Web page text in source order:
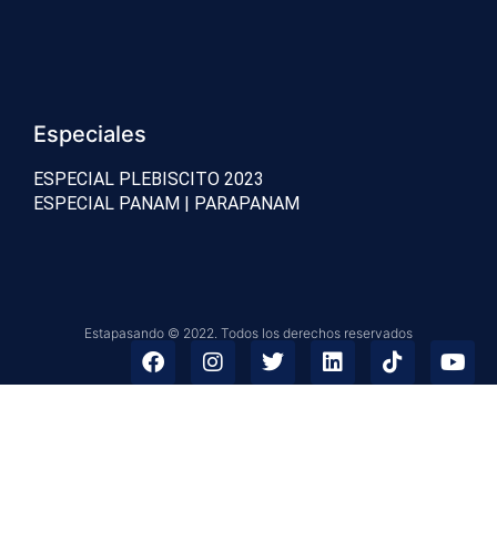
Especiales
ESPECIAL PLEBISCITO 2023
ESPECIAL PANAM | PARAPANAM
Estapasando © 2022. Todos los derechos reservados